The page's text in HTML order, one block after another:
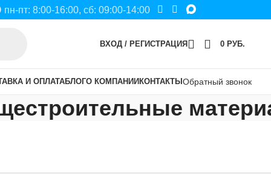
пн-пт: 8:00-16:00, сб: 09:00-14:00
ВХОД / РЕГИСТРАЦИЯ 0РУБ.
И ОПЛАТАБЛОГО КОМПАНИИ КОНТАКТЫ Обратный звонок